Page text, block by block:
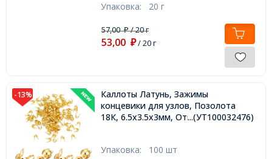
Упаковка: 20 г
57,00₽/ 20 г
53,00 ₽/ 20 г
-13%
Каллоты Латунь, Зажимы
концевики для узлов, Позолота
18К, 6.5х3.5х3мм, Отв. 1.6мм,
...(УТ100032476)
Упаковка: 100 шт